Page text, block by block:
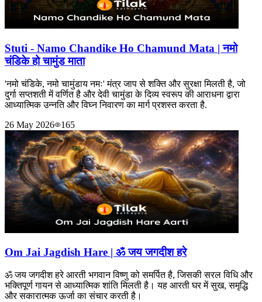
Stuti - Namo Chandike Ho Chamund Mata | नमो
चंडिके हो चामुंड माता
'नमो चंडिके, नमो चामुंडाय नमः' मंत्र जाप से शक्ति और सुरक्षा मिलती है, जो
दुर्गा सप्तशती में वर्णित है और देवी चामुंडा के दिव्य स्वरूप की आराधना द्वारा
आध्यात्मिक उन्नति और विघ्न निवारण का मार्ग प्रशस्त करता है.
26 May 2026
165
Om Jai Jagdish Hare | ॐ जय जगदीश हरे
ॐ जय जगदीश हरे आरती भगवान विष्णु को समर्पित है, जिसकी सरल विधि और
भक्तिपूर्ण गायन से आध्यात्मिक शांति मिलती है। यह आरती घर में सुख, समृद्धि
और सकारात्मक ऊर्जा का संचार करती है।